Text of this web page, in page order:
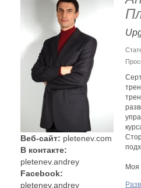
Веб-сайт: pletenev.com
В контакте:
pletenev.andrey
Facebook:
pletenev.andrey
Моя